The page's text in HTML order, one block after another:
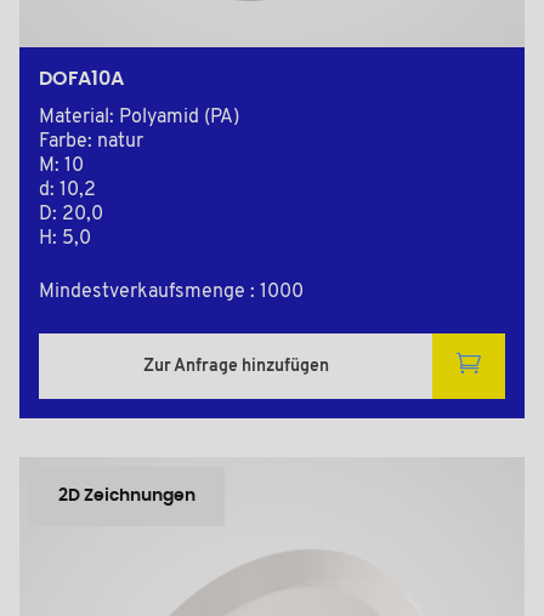
DOFA10A
Material: Polyamid (PA)
Farbe: natur
M: 10
d: 10,2
D: 20,0
H: 5,0
Mindestverkaufsmenge : 1000
Zur Anfrage hinzufügen
2D Zeichnungen